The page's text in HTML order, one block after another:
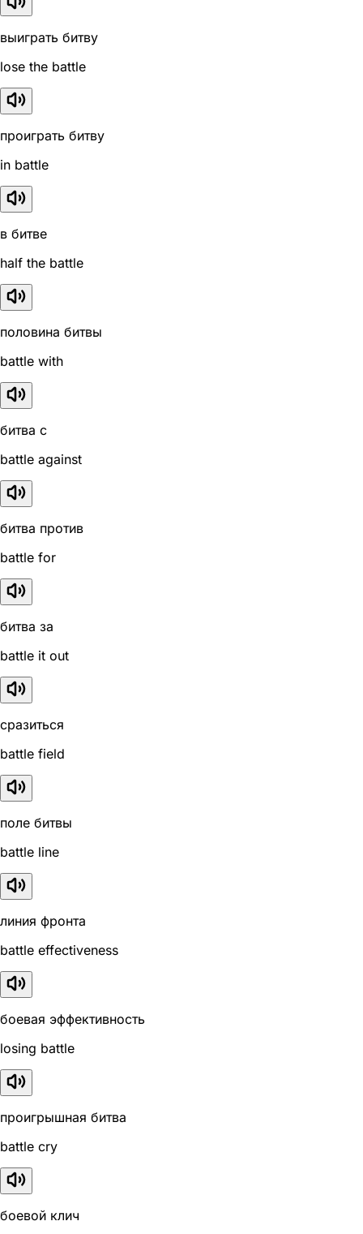
выиграть битву
lose the battle
проиграть битву
in battle
в битве
half the battle
половина битвы
battle with
битва с
battle against
битва против
battle for
битва за
battle it out
сразиться
battle field
поле битвы
battle line
линия фронта
battle effectiveness
боевая эффективность
losing battle
проигрышная битва
battle cry
боевой клич